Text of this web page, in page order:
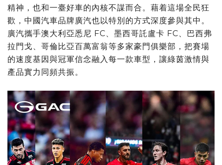
精神，也和一臺好車的內核不謀而合。藉着這場全民狂
歡，中國汽車品牌廣汽也以特別的方式深度參與其中。
廣汽攜手澳大利亞悉尼 FC、墨西哥託盧卡 FC、巴西弗
拉門戈、哥倫比亞百萬富翁等多家豪門俱樂部，把賽場
的速度基因與冠軍信念融入每一款車型，讓綠茵激情與
產品實力同頻共振。